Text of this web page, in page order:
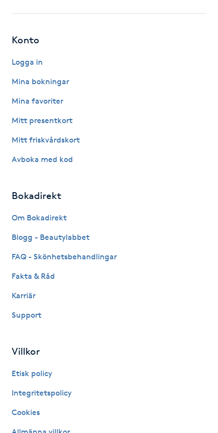
Hudföryngring
Huduppstramning
Hyaluronsyra
Hypnos
Hårborttagning
Hårförlängning
Hälsprickor
Idrottsmassage
Konto
Logga in
Mina bokningar
Mina favoriter
Mitt presentkort
Mitt friskvårdskort
Avboka med kod
Bokadirekt
Om Bokadirekt
Blogg - Beautylabbet
FAQ - Skönhetsbehandlingar
Fakta & Råd
Karriär
Support
Villkor
Etisk policy
Integritetspolicy
Cookies